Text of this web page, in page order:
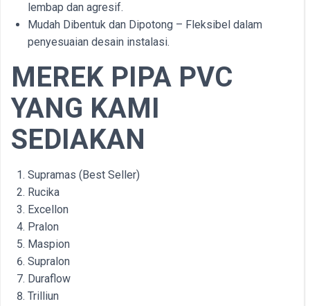
lembap dan agresif.
Mudah Dibentuk dan Dipotong – Fleksibel dalam
penyesuaian desain instalasi.
MEREK PIPA PVC
YANG KAMI
SEDIAKAN
Supramas (Best Seller)
Rucika
Excellon
Pralon
Maspion
Supralon
Duraflow
Trilliun